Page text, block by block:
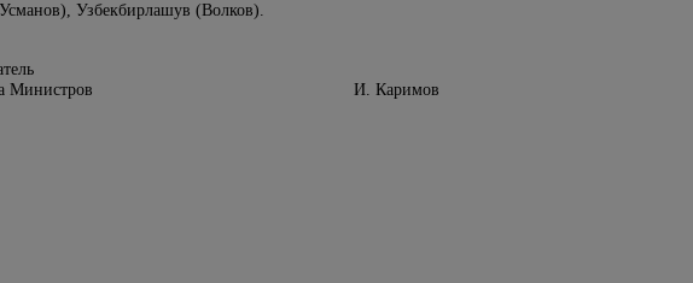
Узбекбирлашув (Волков).
Министров И. Каримов